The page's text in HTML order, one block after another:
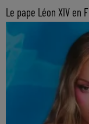
Le pape Léon XIV en